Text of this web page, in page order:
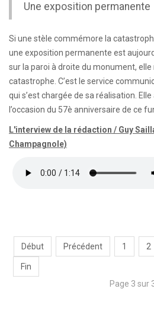
Une exposition permanente
Si une stèle commémore la
une exposition permanente est
sur la paroi à droite du monument, elle
catastrophe. C’est le service
qui s’est chargée de sa réalisation.
l’occasion du 57è anniversaire de ce
L'interview de la rédaction / Guy
Champagnole)
Début Précédent 1 2
Fin
Page 3 sur